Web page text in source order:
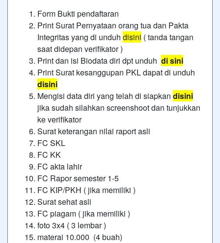
Form Bukti pendaftaran
Print Surat Pernyataan orang tua dan Pakta
Integritas yang di unduh disini ( tanda tangan
saat didepan verifikator )
Print dan isi Biodata diri dpt unduh di sini
Print Surat kesanggupan PKL dapat di unduh
disini
Mengisi data diri yang telah di siapkan disini
jika sudah silahkan screenshoot dan tunjukkan
ke verifikator
Surat keterangan nilai raport asli
FC SKL
FC KK
FC akta lahir
FC Rapor semester 1-5
FC KIP/PKH ( jika memiliki )
Surat sehat asli
FC piagam ( jika memiliki )
foto 3x4 ( 3 lembar )
materai 10.000 (4 buah)